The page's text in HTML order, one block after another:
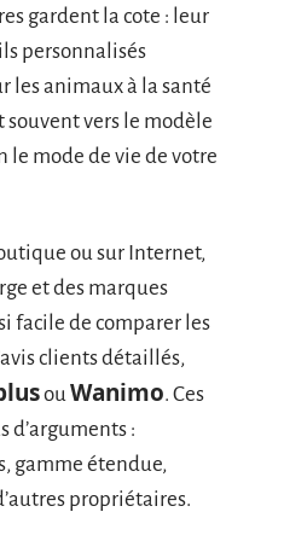
gardent la cote : leur
personnalisés
les animaux à la santé
vers le modèle
le mode de vie de votre
ou sur Internet,
et des marques
facile de comparer les
clients détaillés,
ouWanimo. Ces
d’arguments :
gamme étendue,
propriétaires.